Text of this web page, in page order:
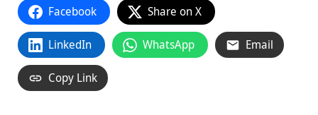
Facebook Share on X
LinkedIn WhatsApp Email
Copy Link